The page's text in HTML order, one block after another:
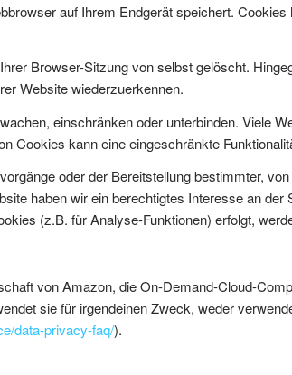
auf Ihrem Endgerät speichert.
Browser-Sitzung von selbst gelöscht.
Website wiederzuerkennen.
einschränken oder unterbinden. Viele
kann eine eingeschränkte
oder der Bereitstellung bestimmter,
haben wir ein berechtigtes Interesse an
(z.B. für Analyse-Funktionen) erfolgt,
von Amazon, die On-Demand-Cloud-
sie für irgendeinen Zweck, weder
data-privacy-faq/).